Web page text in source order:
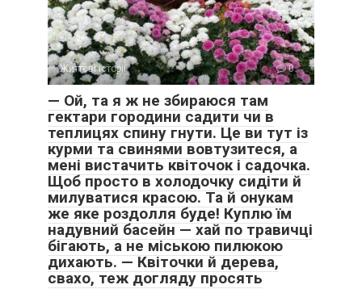
Життєві історії 0
— Ой, та я ж не збираюся там
гектари городини садити чи в
теплицях спину гнути. Це ви тут із
курми та свинями вовтузитеся, а
мені вистачить квіточок і садочка.
Щоб просто в холодочку сидіти й
милуватися красою. Та й онукам
же яке роздолля буде! Куплю їм
надувний басейн — хай по травичці
бігають, а не міською пилюкою
дихають. — Квіточки й дерева,
свахо, теж догляду просять